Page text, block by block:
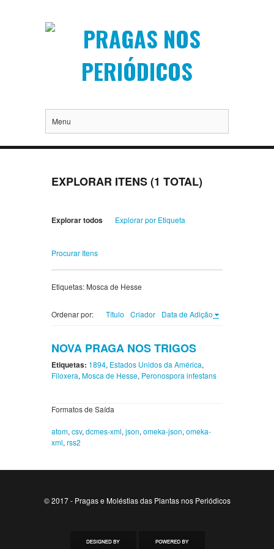
Menu
EXPLORAR ITENS (1 TOTAL)
Explorar todos Explorar por Etiqueta
Procurar Itens
Etiquetas: Mosca de Hesse
Ordenar por: Título Criador Data de Adição
NOVA PRAGA NOS TRIGOS
Etiquetas: 1894, Estados Unidos da América,
Filoxera, Mosca de Hesse, Peronospora infestans
Formatos de Saída
atom, csv, dcmes-xml, json, omeka-json, omeka-
xml, rss2
© 2017 - Pragas e Moléstias das Plantas nos Periódicos